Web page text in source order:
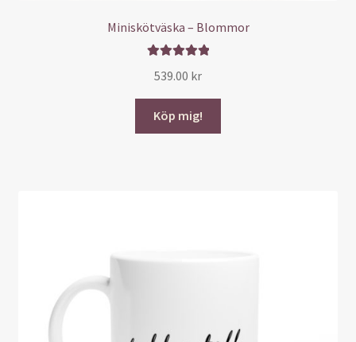
Miniskötväska – Blommor
539.00 kr
Köp mig!